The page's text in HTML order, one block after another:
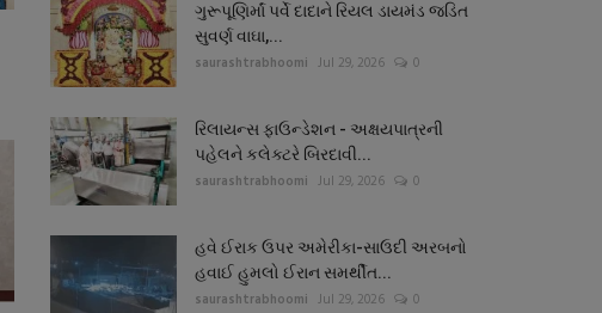
ગુરૂપૂણિર્માં પર્વે દાદાને રિયલ ડાયમંડ જડિત
સુવર્ણ વાઘા,...
saurashtrabhoomi Jul 29, 2026 0
રિલાયન્સ ફાઉન્ડેશન - અક્ષયપાત્રની
પહેલને કલેક્ટરે બિરદાવી...
saurashtrabhoomi Jul 29, 2026 0
હવે ઈરાક ઉપર અમેરીકા-સાઉદી અરબનો
હવાઈ હુમલો ઈરાન સમર્થીત...
saurashtrabhoomi Jul 29, 2026 0